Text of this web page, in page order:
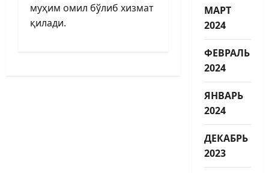
муҳим омил бўлиб хизмат
қилади.
МАРТ
2024
ФЕВРАЛЬ
2024
ЯНВАРЬ
2024
ДЕКАБРЬ
2023